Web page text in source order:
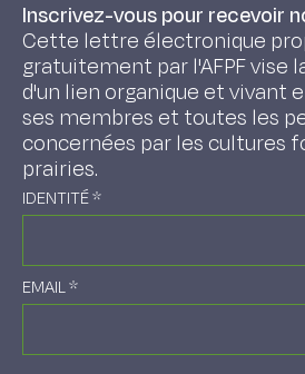
Inscrivez-vous pour recevoir
Cette lettre électronique
gratuitement par l'AFPF vise
d'un lien organique et vivant
ses membres et toutes les
concernées par les cultures
prairies.
IDENTITÉ*
EMAIL*